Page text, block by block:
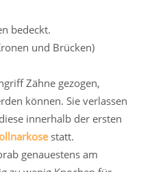
bedeckt.
und Brücken)
Zähne gezogen,
können. Sie verlassen
innerhalb der ersten
statt.
genauestens am